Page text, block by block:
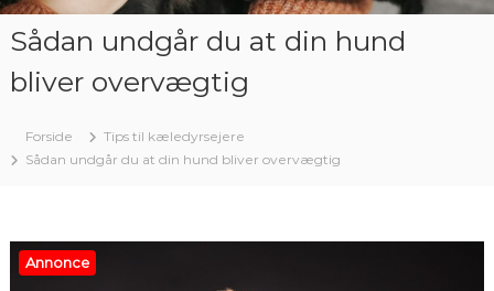
o
Sådan undgår du at din hund
bliver overvægtig
Forside
Tips til kæledyrsejere
Sådan undgår du at din hund bliver overvægtig
Annonce